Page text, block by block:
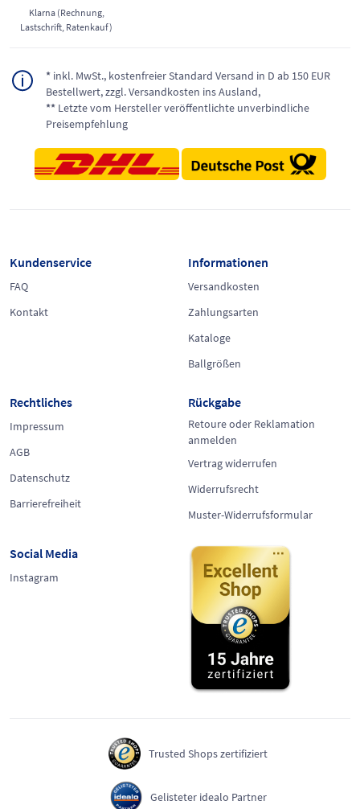
Klarna (Rechnung,
Lastschrift, Ratenkauf)
* inkl. MwSt., kostenfreier Standard Versand in D ab 150 EUR
Bestellwert, zzgl. Versandkosten ins Ausland,
** Letzte vom Hersteller veröffentlichte unverbindliche
Preisempfehlung
Kundenservice
FAQ
Kontakt
Informationen
Versandkosten
Zahlungsarten
Kataloge
Ballgrößen
Rechtliches
Impressum
AGB
Datenschutz
Barrierefreiheit
Rückgabe
Retoure oder Reklamation
anmelden
Vertrag widerrufen
Widerrufsrecht
Muster-Widerrufsformular
Social Media
Instagram
Trusted Shops zertifiziert
Gelisteter idealo Partner